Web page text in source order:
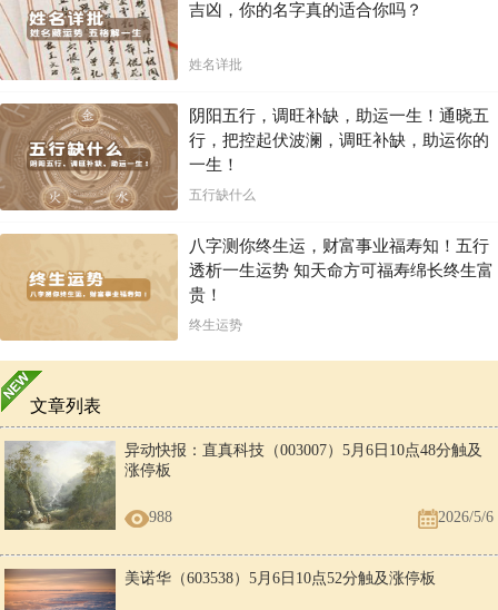
吉凶，你的名字真的适合你吗？
姓名详批
阴阳五行，调旺补缺，助运一生！通晓五
行，把控起伏波澜，调旺补缺，助运你的
一生！
五行缺什么
八字测你终生运，财富事业福寿知！五行
透析一生运势 知天命方可福寿绵长终生富
贵！
终生运势
文章列表
异动快报：直真科技（003007）5月6日10点48分触及
涨停板
988 2026/5/6
美诺华（603538）5月6日10点52分触及涨停板